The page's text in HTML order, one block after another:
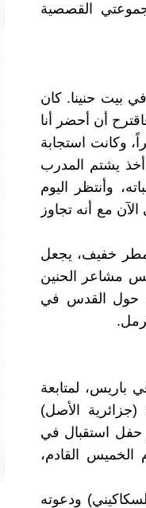
القصصية
بيت حنينا. كان
أن أحضر أنا
وكانت استجابة
يشتم المدرب
وأنتظر اليوم
مع أنه تجاوز
مطر خفيف، يجعل
مشاعر الحنين
حول القدس في
باريس، لمتابعة
الأصل)
حفل استقبال في
الخميس القادم،
ودعوته